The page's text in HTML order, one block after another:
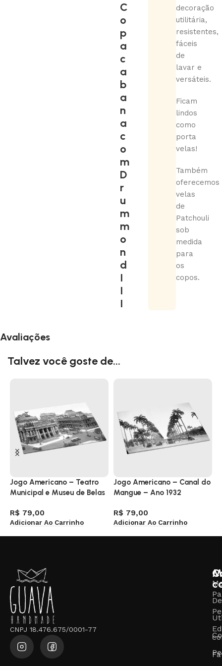
C
o
p
a
c
a
b
a
n
a
c
o
m
D
r
u
m
m
o
n
d
I
I
I
decoração
utilitária,
resistentes,
fáceis
de
lavar e
versáteis.
Ficam
lindos
como
porta
velas!
Também
oferecemos
velas
de
Patchouli
sob
medida
para
os
copos.
Avaliações
Talvez você goste de...
Jogo Americano – Teatro
Municipal e Museu de Belas
R$ 79,00
Adicionar Ao Carrinho
Jogo Americano – Canal do
Mangue – Ano 1932
R$ 79,00
Adicionar Ao Carrinho
CNPJ 18.476.675/0001-77